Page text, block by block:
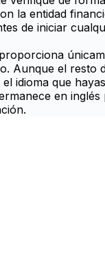
la entidad
de iniciar
Aunque el resto
idioma que
en